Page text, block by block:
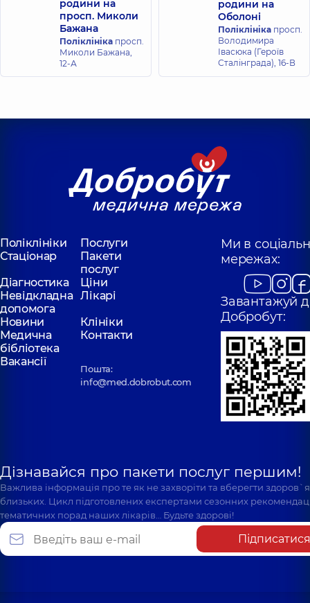
терапевт, 8 років
досвіду
дитячий, 4 років
досвіду
Кліщ Софія
Олександрівна
Грабовська
Світлана
Євгенівна
Володимирівна
Стоматолог
дитячий,
12 років
Пахненко
Марія
Олександрівна
Стоматолог,
років досвіду
родини на
просп. Миколи
Бажана
Поліклініка просп.
Миколи Бажана,
12-А
родини на
Оболоні
Поліклініка просп.
Володимира
Івасюка (Героїв
Сталінграда), 16-В
Поліклініки
Послуги
Стаціонар
Пакети
послуг
Діагностика
Ціни
Невідкладна
допомога
Лікарі
Новини
Клініки
Медична
бібліотека
Контакти
Вакансії
Пошта:
info@med.dobrobut.com
Ми в
мережах:
Завантажуй
Добробут:
Дізнавайся про пакети послуг першим!
Важлива інформація про те як не захворіти та вберегти
близьких. Цикл підготовлених експертами сезонних
тематичних порад наших лікарів… Будьте здорові!
Підписатися